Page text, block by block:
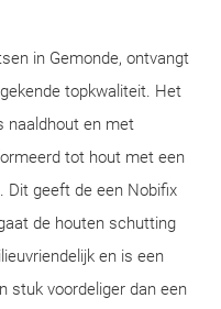
in Gemonde, ontvangt
topkwaliteit. Het
naaldhout en met
tot hout met een
Dit geeft de een Nobifix
de houten schutting
en is een
stuk voordeliger dan een